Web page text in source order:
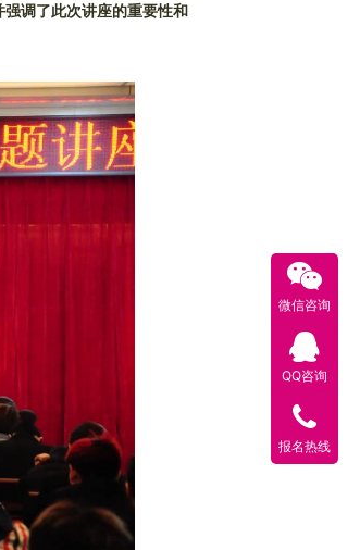
调了此次讲座的重要性和
微信咨询
QQ咨询
报名热线